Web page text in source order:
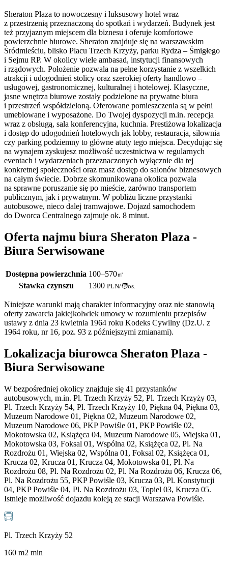
Sheraton Plaza to nowoczesny i luksusowy hotel wraz
z przestrzenią przeznaczoną do spotkań i wydarzeń. Budynek jest
też przyjaznym miejscem dla biznesu i oferuje komfortowe
powierzchnie biurowe. Sheraton znajduje się na warszawskim
Śródmieściu, blisko Placu Trzech Krzyży, parku Rydza – Śmigłego
i Sejmu RP. W okolicy wiele ambasad, instytucji finansowych
i rządowych. Położenie pozwala na pełne korzystanie z wszelkich
atrakcji i udogodnień stolicy oraz szerokiej oferty handlowo –
usługowej, gastronomicznej, kulturalnej i hotelowej. Klasyczne,
jasne wnętrza biurowe zostały podzielone na prywatne biura
i przestrzeń współdzieloną. Oferowane pomieszczenia są w pełni
umeblowane i wyposażone. Do Twojej dyspozycji m.in. recepcja
wraz z obsługą, sala konferencyjna, kuchnia. Prestiżowa lokalizacja
i dostęp do udogodnień hotelowych jak lobby, restauracja, siłownia
czy parking podziemny to główne atuty tego miejsca. Decydując się
na wynajem zyskujesz możliwość uczestnictwa w regularnych
eventach i wydarzeniach przeznaczonych wyłącznie dla tej
konkretnej społeczności oraz masz dostęp do salonów biznesowych
na całym świecie. Dobrze skomunikowana okolica pozwala
na sprawne poruszanie się po mieście, zarówno transportem
publicznym, jak i prywatnym. W pobliżu liczne przystanki
autobusowe, nieco dalej tramwajowe. Dojazd samochodem
do Dworca Centralnego zajmuje ok. 8 minut.
Oferta najmu biura Sheraton Plaza -
Biura Serwisowane
Dostępna powierzchnia 100–570㎡
Stawka czynszu 1300 PLN/🧑os.
Niniejsze warunki mają charakter informacyjny oraz nie stanowią
oferty zawarcia jakiejkolwiek umowy w rozumieniu przepisów
ustawy z dnia 23 kwietnia 1964 roku Kodeks Cywilny (Dz.U. z
1964 roku, nr 16, poz. 93 z późniejszymi zmianami).
Lokalizacja biurowca Sheraton Plaza -
Biura Serwisowane
W bezpośredniej okolicy znajduje się 41 przystanków
autobusowych, m.in. Pl. Trzech Krzyży 52, Pl. Trzech Krzyży 03,
Pl. Trzech Krzyży 54, Pl. Trzech Krzyży 10, Piękna 04, Piękna 03,
Muzeum Narodowe 01, Piękna 02, Muzeum Narodowe 02,
Muzeum Narodowe 06, PKP Powiśle 01, PKP Powiśle 02,
Mokotowska 02, Książęca 04, Muzeum Narodowe 05, Wiejska 01,
Mokotowska 03, Foksal 01, Wspólna 02, Książęca 02, Pl. Na
Rozdrożu 01, Wiejska 02, Wspólna 01, Foksal 02, Książęca 01,
Krucza 02, Krucza 01, Krucza 04, Mokotowska 01, Pl. Na
Rozdrożu 08, Pl. Na Rozdrożu 02, Pl. Na Rozdrożu 06, Krucza 06,
Pl. Na Rozdrożu 55, PKP Powiśle 03, Krucza 03, Pl. Konstytucji
04, PKP Powiśle 04, Pl. Na Rozdrożu 03, Topiel 03, Krucza 05.
Istnieje możliwość dojazdu koleją ze stacji Warszawa Powiśle.
Pl. Trzech Krzyży 52
160 m2 min